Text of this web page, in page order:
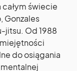
całym świecie
Gonzales
jitsu. Od 1988
do osiągania